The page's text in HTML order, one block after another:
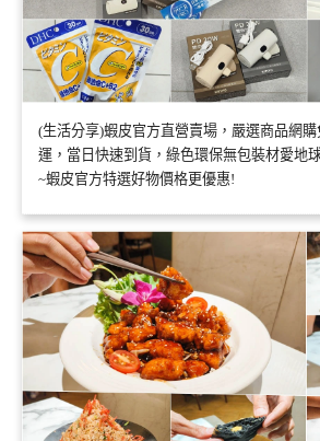
(生活分享)蝦皮官方直營賣場，嚴選商品網
運，當日快速到貨，綠色環保無包裝材愛地
~蝦皮官方特選好物價格更優惠!